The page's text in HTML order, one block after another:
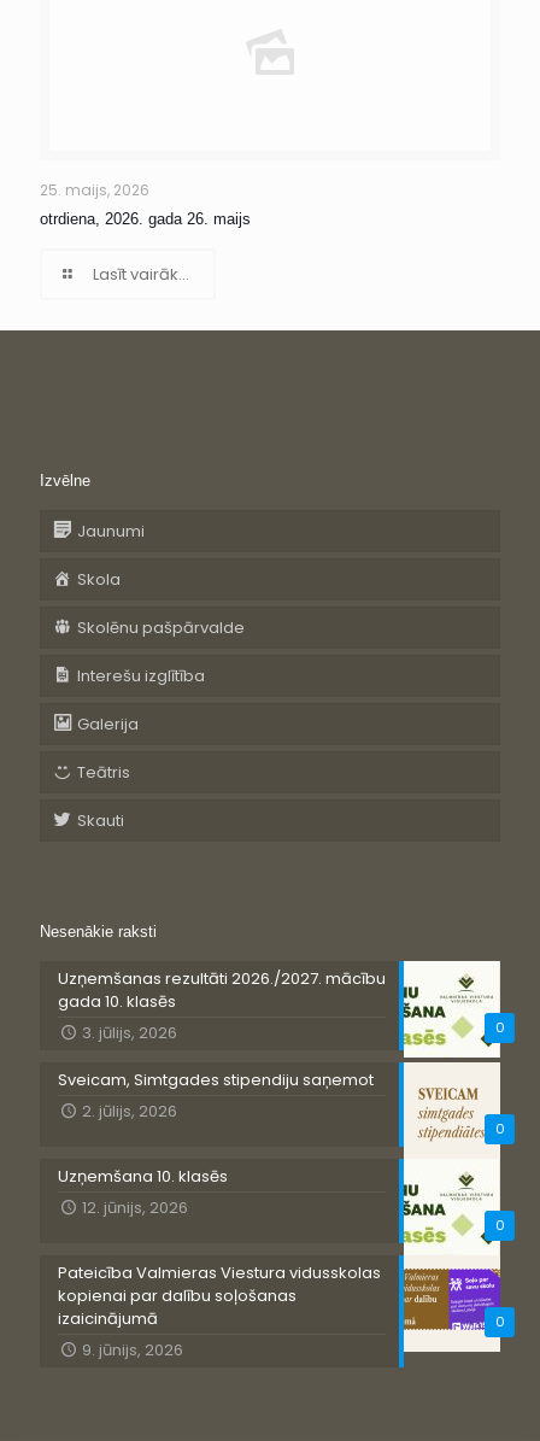
25. maijs, 2026
otrdiena, 2026. gada 26. maijs
Lasīt vairāk...
Izvēlne
Jaunumi
Skola
Skolēnu pašpārvalde
Interešu izglītība
Galerija
Teātris
Skauti
Nesenākie raksti
0
Uzņemšanas rezultāti 2026./2027. mācību
gada 10. klasēs
3. jūlijs, 2026
0
Sveicam, Simtgades stipendiju saņemot
2. jūlijs, 2026
0
Uzņemšana 10. klasēs
12. jūnijs, 2026
0
Pateicība Valmieras Viestura vidusskolas
kopienai par dalību soļošanas
izaicinājumā
9. jūnijs, 2026